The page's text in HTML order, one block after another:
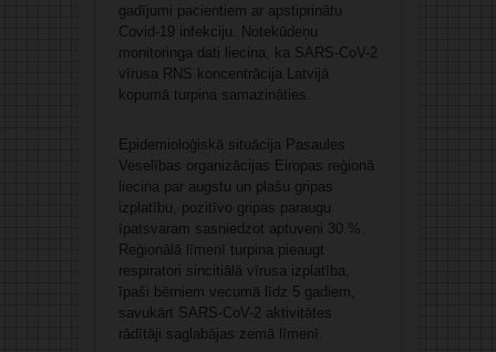
gadījumi pacientiem ar apstiprinātu
Covid-19 infekciju. Notekūdeņu
monitoringa dati liecina, ka SARS-CoV-2
vīrusa RNS koncentrācija Latvijā
kopumā turpina samazināties.
Epidemioloģiskā situācija Pasaules
Veselības organizācijas Eiropas reģionā
liecina par augstu un plašu gripas
izplatību, pozitīvo gripas paraugu
īpatsvaram sasniedzot aptuveni 30 %.
Reģionālā līmenī turpina pieaugt
respiratori sincitiālā vīrusa izplatība,
īpaši bērniem vecumā līdz 5 gadiem,
savukārt SARS-CoV-2 aktivitātes
rādītāji saglabājas zemā līmenī.